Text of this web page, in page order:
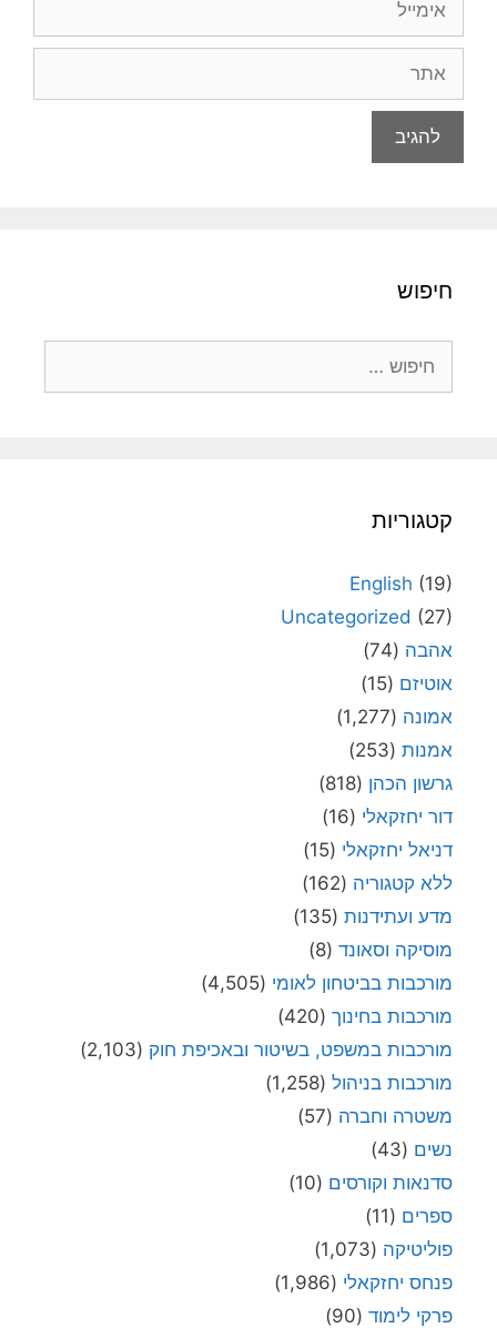
חיפוש
קטגוריות
English (19)
Uncategorized (27)
אהבה (74)
אוטיזם (15)
אמונה (1,277)
אמנות (253)
גרשון הכהן (818)
דור יחזקאלי (16)
דניאל יחזקאלי (15)
ללא קטגוריה (162)
מדע ועתידנות (135)
מוסיקה וסאונד (8)
מורכבות בביטחון לאומי (4,505)
מורכבות בחינוך (420)
מורכבות במשפט, בשיטור ובאכיפת חוק (2,103)
מורכבות בניהול (1,258)
משטרה וחברה (57)
נשים (43)
סדנאות וקורסים (10)
ספרים (11)
פוליטיקה (1,073)
פנחס יחזקאלי (1,986)
פרקי לימוד (90)